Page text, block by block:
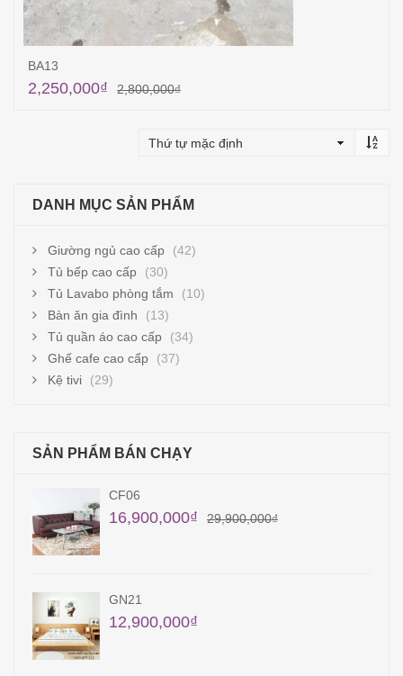
BA13
2,800,000₫
2,250,000₫
DANH MỤC SẢN PHẨM
Giường ngủ cao cấp
(42)
Tủ bếp cao cấp
(30)
Tủ Lavabo phòng tắm
(10)
Bàn ăn gia đình
(13)
Tủ quần áo cao cấp
(34)
Ghế cafe cao cấp
(37)
Kệ tivi
(29)
SẢN PHẨM BÁN CHẠY
TB06
56,150,000₫
TB31
Liên Hệ